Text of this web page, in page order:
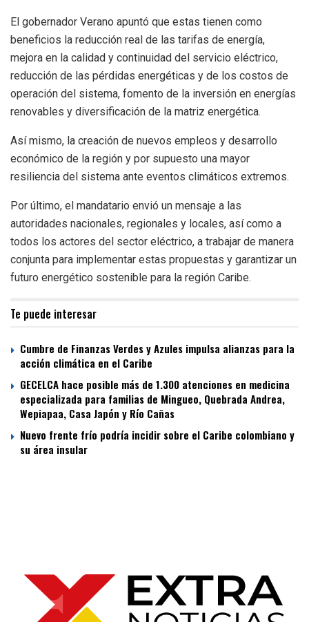
El gobernador Verano apuntó que estas tienen como
beneficios la reducción real de las tarifas de energía,
mejora en la calidad y continuidad del servicio eléctrico,
reducción de las pérdidas energéticas y de los costos de
operación del sistema, fomento de la inversión en energías
renovables y diversificación de la matriz energética.
Así mismo, la creación de nuevos empleos y desarrollo
económico de la región y por supuesto una mayor
resiliencia del sistema ante eventos climáticos extremos.
Por último, el mandatario envió un mensaje a las
autoridades nacionales, regionales y locales, así como a
todos los actores del sector eléctrico, a trabajar de manera
conjunta para implementar estas propuestas y garantizar un
futuro energético sostenible para la región Caribe.
Te puede interesar
Cumbre de Finanzas Verdes y Azules impulsa alianzas para la
acción climática en el Caribe
GECELCA hace posible más de 1.300 atenciones en medicina
especializada para familias de Mingueo, Quebrada Andrea,
Wepiapaa, Casa Japón y Río Cañas
Nuevo frente frío podría incidir sobre el Caribe colombiano y
su área insular